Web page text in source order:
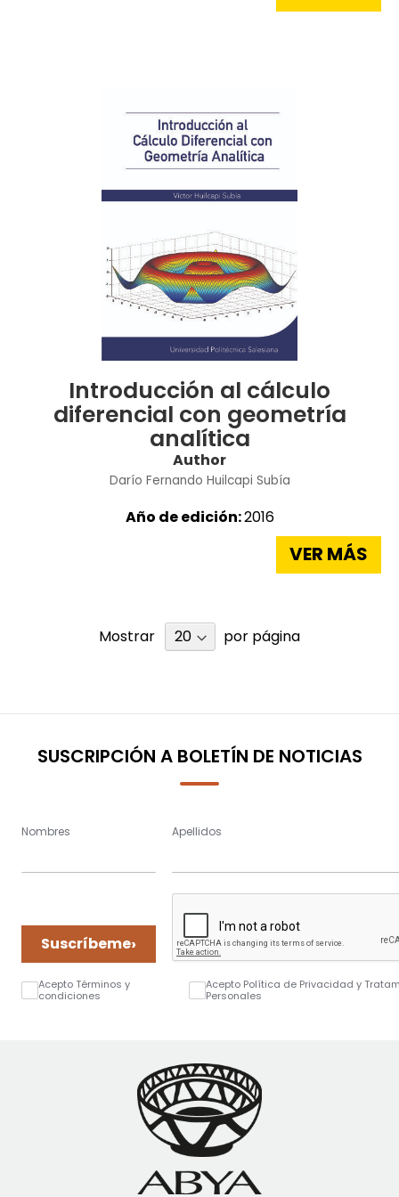
Introducción al cálculo
diferencial con geometría
analítica
Author
Darío Fernando Huilcapi Subía
Año de edición:2016
VER MÁS
Mostrar por página
SUSCRIPCIÓN A BOLETÍN DE NOTICIAS
Nombres Apellidos
Suscríbeme›
Acepto Términos y
condiciones
Acepto Política de Privacidad y
Personales